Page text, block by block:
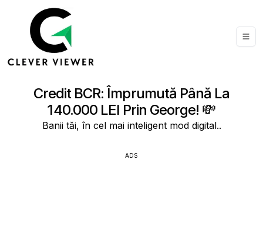
Credit BCR: Împrumută Până La
140.000 LEI Prin George! 💸
Banii tăi, în cel mai inteligent mod digital..
ADS